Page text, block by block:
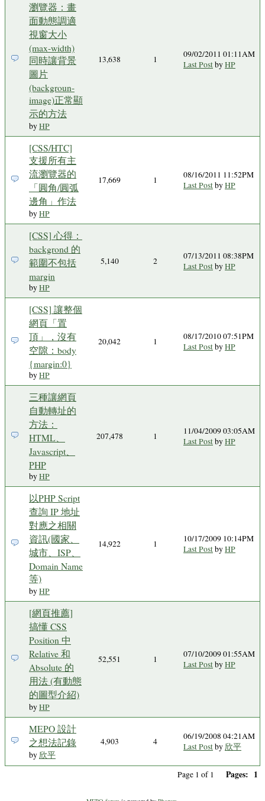
瀏覽器：畫
面動態調適
視窗大小
(max-width)
同時讓背景
圖片
(backgroun-
image)正常顯
示的方法
byHP
13,638 1
09/02/2011 01:11AM
Last PostbyHP
[CSS/HTC]
支援所有主
流瀏覽器的
「圓角/圓弧
邊角」作法
byHP
17,669 1
08/16/2011 11:52PM
Last PostbyHP
[CSS] 心得：
backgrond 的
範圍不包括
margin
byHP
5,140 2
07/13/2011 08:38PM
Last PostbyHP
[CSS] 讓整個
網頁「置
頂」，沒有
空隙：body
{margin:0}
byHP
20,042 1
08/17/2010 07:51PM
Last PostbyHP
三種讓網頁
自動轉址的
方法：
HTML、
Javascript、
PHP
byHP
207,478 1
11/04/2009 03:05AM
Last PostbyHP
以PHP Script
查詢 IP 地址
對應之相關
資訊(國家、
城市、ISP、
Domain Name
等)
byHP
14,922 1
10/17/2009 10:14PM
Last PostbyHP
[網頁推薦]
搞懂 CSS
Position 中
Relative 和
Absolute 的
用法 (有動態
的圖型介紹)
byHP
52,551 1
07/10/2009 01:55AM
Last PostbyHP
MEPO 設計
之想法記錄
by 欣平
4,903 4
06/19/2008 04:21AM
Last Postby 欣平
Page 1 of 1 Pages: 1